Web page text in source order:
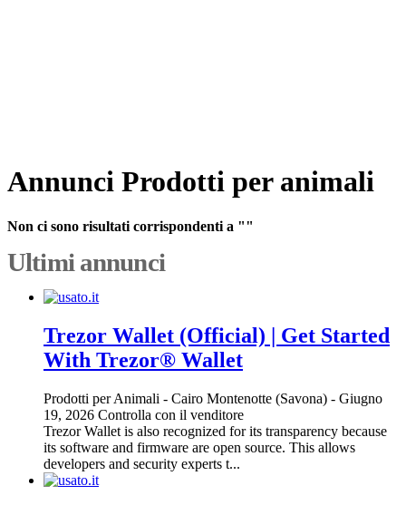
Annunci Prodotti per animali
Non ci sono risultati corrispondenti a ""
Ultimi annunci
Trezor Wallet (Official) | Get Started
With Trezor® Wallet
Prodotti per Animali - Cairo Montenotte (Savona) - Giugno
19, 2026 Controlla con il venditore
Trezor Wallet is also recognized for its transparency because
its software and firmware are open source. This allows
developers and security experts t...